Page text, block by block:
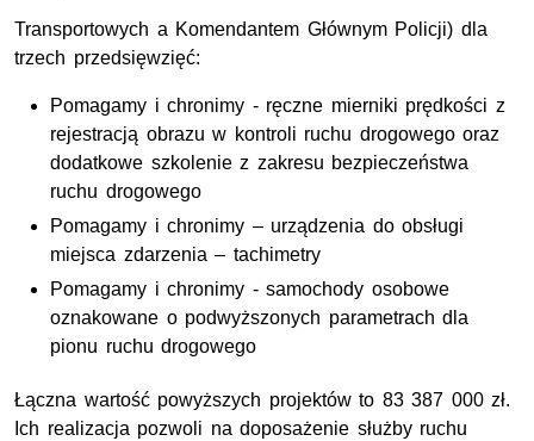
Transportowych a Komendantem Głównym Policji) dla
trzech przedsięwzięć:
Pomagamy i chronimy - ręczne mierniki prędkości z
rejestracją obrazu w kontroli ruchu drogowego oraz
dodatkowe szkolenie z zakresu bezpieczeństwa
ruchu drogowego
Pomagamy i chronimy – urządzenia do obsługi
miejsca zdarzenia – tachimetry
Pomagamy i chronimy - samochody osobowe
oznakowane o podwyższonych parametrach dla
pionu ruchu drogowego
Łączna wartość powyższych projektów to 83 387 000 zł.
Ich realizacja pozwoli na doposażenie służby ruchu